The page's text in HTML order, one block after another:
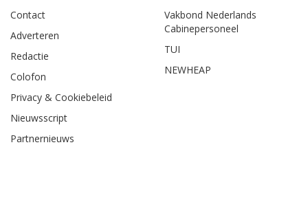
Contact
Adverteren
Redactie
Colofon
Privacy & Cookiebeleid
Nieuwsscript
Partnernieuws
Vakbond Nederlands
Cabinepersoneel
TUI
NEWHEAP